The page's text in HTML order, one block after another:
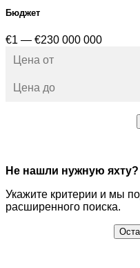
Бюджет
€1 — €230 000 000
Не нашли нужную яхту?
Укажите критерии и мы
расширенного поиска.